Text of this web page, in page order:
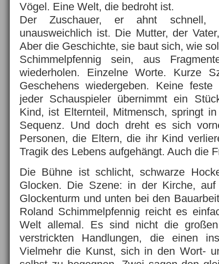
Vögel. Eine Welt, die bedroht ist.
Der Zuschauer, er ahnt schnell,
unausweichlich ist. Die Mutter, der
Aber die Geschichte, sie baut sich, wie
Schimmelpfennig sein, aus
wiederholen. Einzelne Worte. Kurze
Geschehens wiedergeben. Keine
jeder Schauspieler übernimmt ein
Kind, ist Elternteil, Mitmensch, springt
Sequenz. Und doch dreht es sich
Personen, die Eltern, die ihr Kind
Tragik des Lebens aufgehängt. Auch die
Die Bühne ist schlicht, schwarze
Glocken. Die Szene: in der Kirche,
Glockenturm und unten bei den
Roland Schimmelpfennig reicht es
Welt allemal. Es sind nicht die
verstrickten Handlungen, die einen
Vielmehr die Kunst, sich in den Wort-